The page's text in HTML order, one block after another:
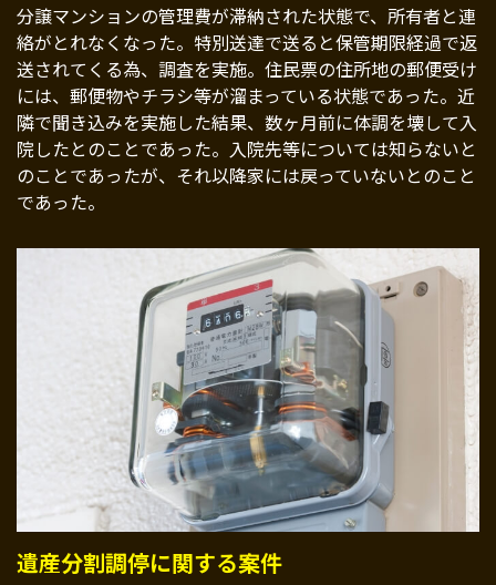
分譲マンションの管理費が滞納された状態で、所有者と連
絡がとれなくなった。特別送達で送ると保管期限経過で返
送されてくる為、調査を実施。住民票の住所地の郵便受け
には、郵便物やチラシ等が溜まっている状態であった。近
隣で聞き込みを実施した結果、数ヶ月前に体調を壊して入
院したとのことであった。入院先等については知らないと
のことであったが、それ以降家には戻っていないとのこと
であった。
遺産分割調停に関する案件